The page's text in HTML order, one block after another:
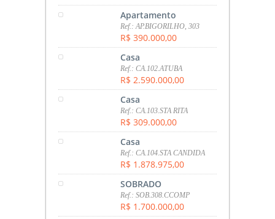
Apartamento
Ref.: AP.BIGORILHO, 303
R$ 390.000,00
Casa
Ref.: CA.102.ATUBA
R$ 2.590.000,00
Casa
Ref.: CA.103.STA RITA
R$ 309.000,00
Casa
Ref.: CA.104.STA CANDIDA
R$ 1.878.975,00
SOBRADO
Ref.: SOB.308.CCOMP
R$ 1.700.000,00